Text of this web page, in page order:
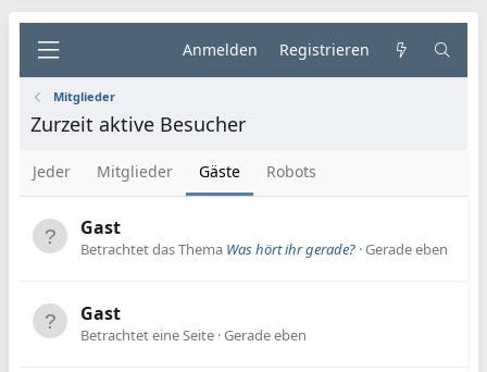
Anmelden Registrieren
Mitglieder
Zurzeit aktive Besucher
Jeder Mitglieder Gäste Robots
Gast
Betrachtet das Thema Was hört ihr gerade? Gerade eben
Gast
Betrachtet eine Seite Gerade eben